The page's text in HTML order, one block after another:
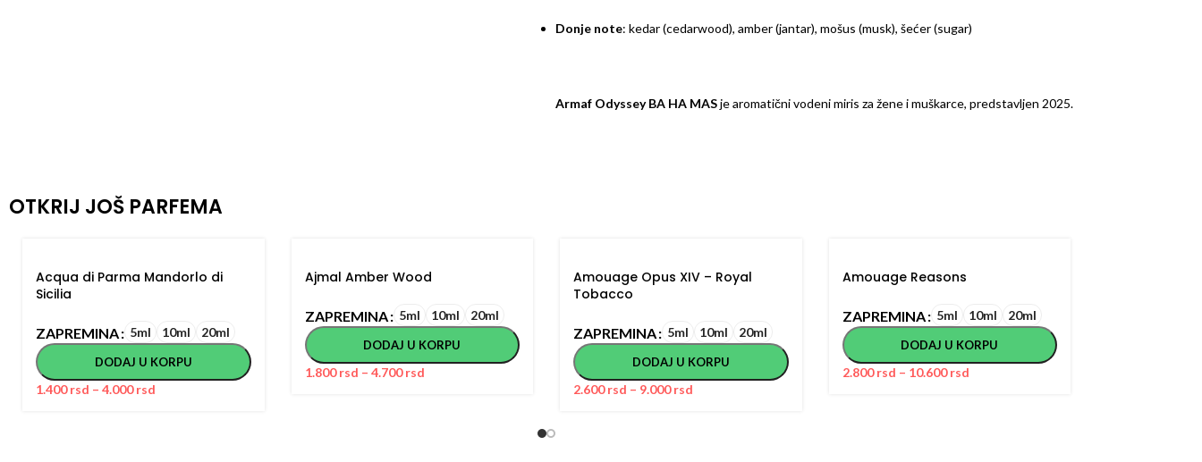
Donje note: kedar (cedarwood), amber (jantar), mošus (musk), šećer (sugar)
Armaf Odyssey BA HA MASje aromatični vodeni miris za žene i muškarce, predstavljen 2025.
OTKRIJ JOŠ PARFEMA
Acqua di Parma Mandorlo di
Sicilia
ZAPREMINA 5ml 10ml 20ml
DODAJ U KORPU
1.400rsd – 4.000rsd
Ajmal Amber Wood
ZAPREMINA 5ml 10ml 20ml
DODAJ U KORPU
1.800rsd – 4.700rsd
Amouage Opus XIV – Royal
Tobacco
ZAPREMINA 5ml 10ml 20ml
DODAJ U KORPU
2.600rsd – 9.000rsd
Amouage Reasons
ZAPREMINA 5ml 10ml 20ml
DODAJ U KORPU
2.800rsd – 10.600rsd